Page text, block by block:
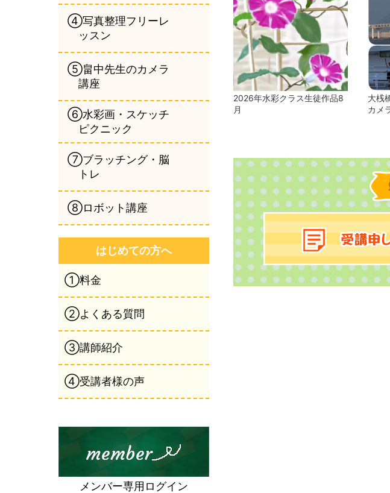
2026年水彩クラス生徒作品8
月
大桟
カメ
④写真整理フリーレ
ッスン
⑤畠中先生のカメラ
講座
⑥水彩画・スケッチ
ピクニック
⑦ブラッチング・脳
トレ
⑧ロボット講座
はじめての方へ
①料金
②よくある質問
③講師紹介
④受講者様の声
メンバー専用ログイン